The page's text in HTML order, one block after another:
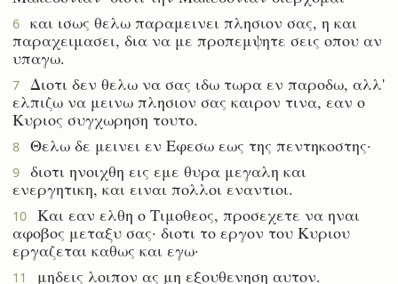
6
και ισως θελω παραμεινει πλησιον σας, η και
παραχειμασει, δια να με προπεμψητε σεις οπου αν
υπαγω.
7
Διοτι δεν θελω να σας ιδω τωρα εν παροδω, αλλ'
ελπιζω να μεινω πλησιον σας καιρον τινα, εαν ο
Κυριος συγχωρηση τουτο.
8 Θελω δε μεινει εν Εφεσω εως της πεντηκοστης·
9
διοτι ηνοιχθη εις εμε θυρα μεγαλη και
ενεργητικη, και ειναι πολλοι εναντιοι.
10
Και εαν ελθη ο Τιμοθεος, προσεχετε να ηναι
αφοβος μεταξυ σας· διοτι το εργον του Κυριου
εργαζεται καθως και εγω·
11
μηδεις λοιπον ας μη εξουθενηση αυτον.